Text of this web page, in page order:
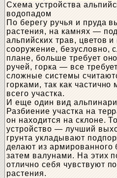
Схема устройства
водопадом
По берегу ручья и пруда
растения, на камнях —
альпийских трав, цветов
сооружение, безусловно,
плане, больше требует
ручей, горка — все
сложные системы
горками, так как
всего участка.
И еще один вид
Разбиение участка на
он находится на склоне.
устройство — лучший
грунта укладывают
делают из армированного
затем валунами. На этих
отлично себя чувствуют
растения.